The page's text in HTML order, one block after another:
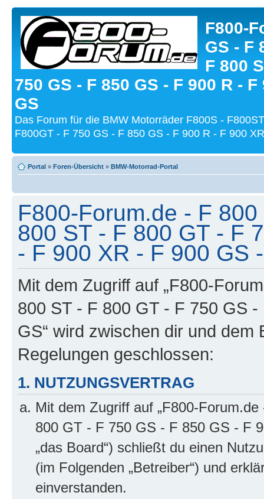
F800-
GS - F
F 800
750 GS - F 850 GS - F 900 R - F
GS
Das Forum für die BMW Motorräder F800S -
F800GT - F 750 GS - F 850 GS - F 900 R - F 900
Portal » Foren-Übersicht » BMW-Motorrad-Portal
F800-Forum.de - F
800 ST - F 800 GT - F
- F 900 XR - F 900 GS
Mit dem Zugriff auf „F800-
800 ST - F 800 GT - F 750 GS
GS“ wird zwischen dir und
Regelungen geschlossen:
1. NUTZUNGSVERTRAG
Mit dem Zugriff auf „F800-
800 GT - F 750 GS - F 850 GS - F
„das Board“) schließt du einen
(im Folgenden „Betreiber“) und
einverstanden.